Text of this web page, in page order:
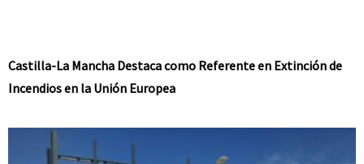
Castilla-La Mancha Destaca como Referente en Extinción de
Incendios en la Unión Europea